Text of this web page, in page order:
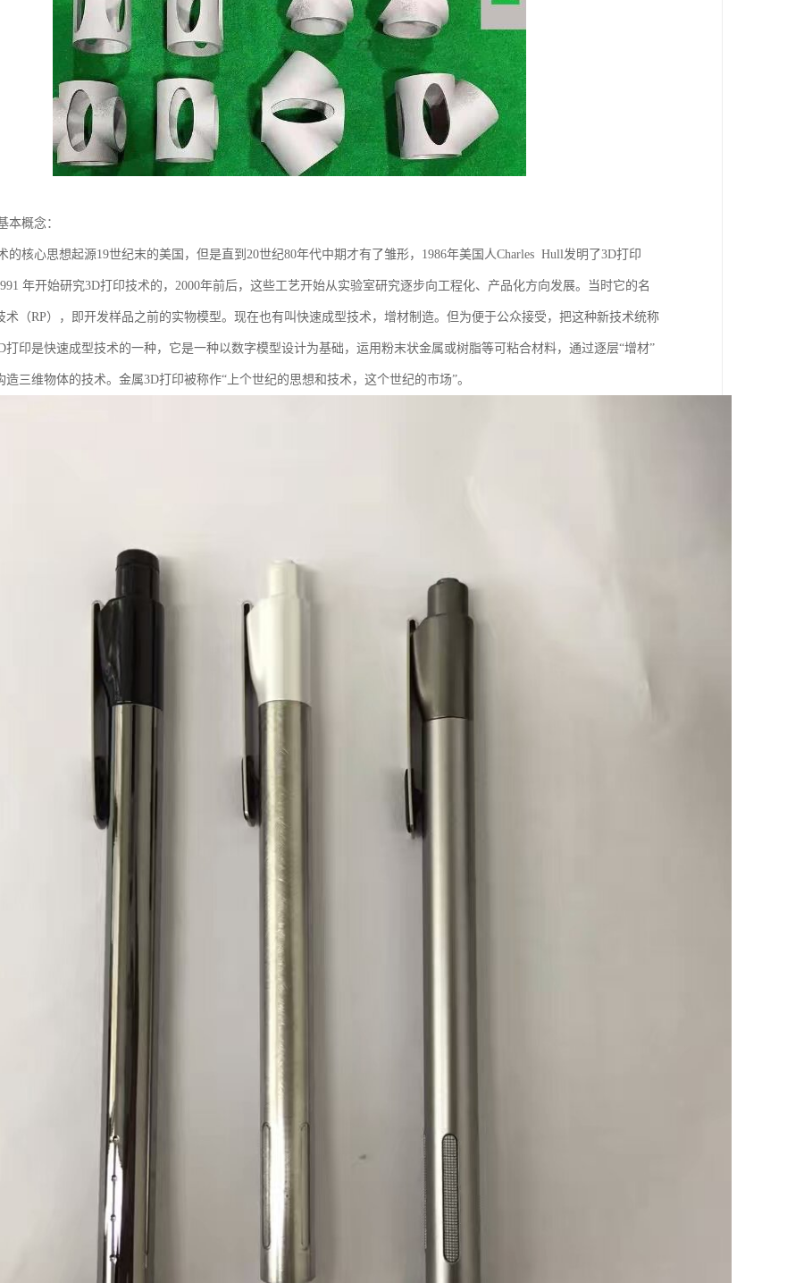
本概念：
的核心思想起源19世纪末的美国，但是直到20世纪80年代中期才有了雏形，1986年美国人Charles Hull发明了3D打印
年开始研究3D打印技术的，2000年前后，这些工艺开始从实验室研究逐步向工程化、产品化方向发展。当时它的名
术（RP），即开发样品之前的实物模型。现在也有叫快速成型技术，增材制造。但为便于公众接受，把这种新技术统称
打印是快速成型技术的一种，它是一种以数字模型设计为基础，运用粉末状金属或树脂等可粘合材料，通过逐层“增材”
造三维物体的技术。金属3D打印被称作“上个世纪的思想和技术，这个世纪的市场”。